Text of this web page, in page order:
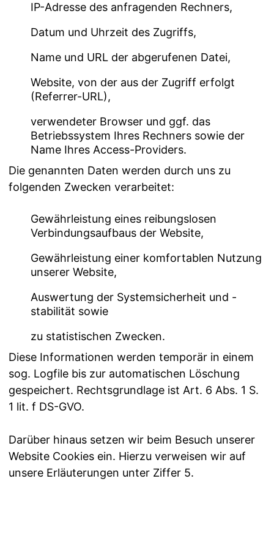
IP-Adresse des anfragenden Rechners,
Datum und Uhrzeit des Zugriffs,
Name und URL der abgerufenen Datei,
Website, von der aus der Zugriff erfolgt
(Referrer-URL),
verwendeter Browser und ggf. das
Betriebssystem Ihres Rechners sowie der
Name Ihres Access-Providers.
Die genannten Daten werden durch uns zu
folgenden Zwecken verarbeitet:
Gewährleistung eines reibungslosen
Verbindungsaufbaus der Website,
Gewährleistung einer komfortablen Nutzung
unserer Website,
Auswertung der Systemsicherheit und -
stabilität sowie
zu statistischen Zwecken.
Diese Informationen werden temporär in einem
sog. Logfile bis zur automatischen Löschung
gespeichert. Rechtsgrundlage ist Art. 6 Abs. 1 S.
1 lit. f DS-GVO.
Darüber hinaus setzen wir beim Besuch unserer
Website Cookies ein. Hierzu verweisen wir auf
unsere Erläuterungen unter Ziffer 5.